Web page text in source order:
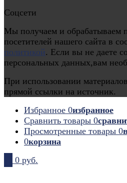
Соцсети
Мы получаем и обрабатываем
посетителей нашего сайта в
политикой. Если вы не даете
персональных данных,вам
При использовании
прямой ссылки на источник.
Избранное 0избранное
Сравнить товары 0
Просмотренные товары 0
0корзина
0 руб.